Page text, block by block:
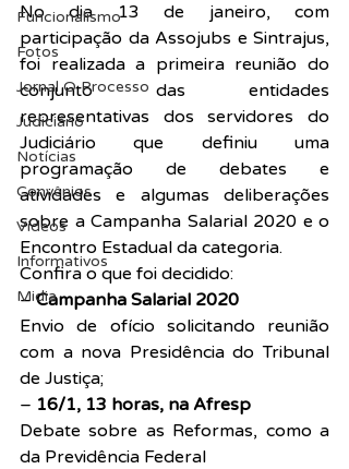
Funcionalismo
Fotos
Jornal O Processo
Judiciário
Notícias
Convênios
Vídeos
Informativos
Midia
No dia 13 de janeiro, com
participação da Assojubs e Sintrajus,
foi realizada a primeira reunião do
conjunto das entidades
representativas dos servidores do
Judiciário que definiu uma
programação de debates e
atividades e algumas deliberações
sobre a Campanha Salarial 2020 e o
Encontro Estadual da categoria.
Confira o que foi decidido:
– Campanha Salarial 2020
Envio de ofício solicitando reunião
com a nova Presidência do Tribunal
de Justiça;
– 16/1, 13 horas, na Afresp
Debate sobre as Reformas, como a
da Previdência Federal